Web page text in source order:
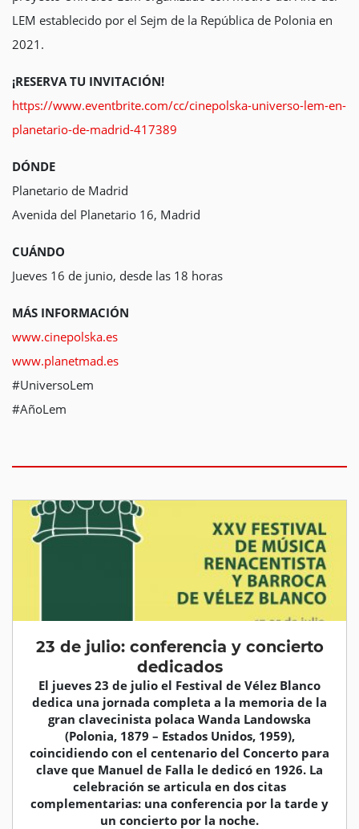
LEM establecido por el Sejm de la República de Polonia en
2021.
¡RESERVA TU INVITACIÓN!
https://www.eventbrite.com/cc/cinepolska-universo-lem-en-
planetario-de-madrid-417389
DÓNDE
Planetario de Madrid
Avenida del Planetario 16, Madrid
CUÁNDO
Jueves 16 de junio, desde las 18 horas
MÁS INFORMACIÓN
www.cinepolska.es
www.planetmad.es
#UniversoLem
#AñoLem
23 de julio: conferencia y concierto
dedicados
El jueves 23 de julio el Festival de Vélez Blanco
dedica una jornada completa a la memoria de la
gran clavecinista polaca Wanda Landowska
(Polonia, 1879 – Estados Unidos, 1959),
coincidiendo con el centenario del Concerto para
clave que Manuel de Falla le dedicó en 1926. La
celebración se articula en dos citas
complementarias: una conferencia por la tarde y
un concierto por la noche.